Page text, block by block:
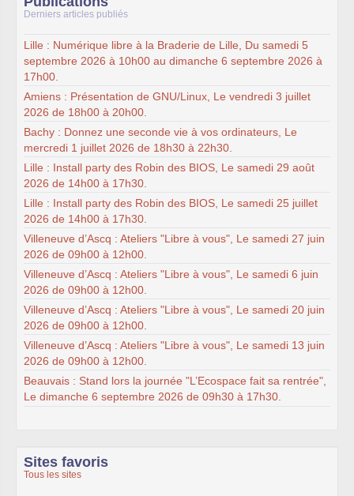
Derniers articles publiés
Lille : Numérique libre à la Braderie de Lille, Du samedi 5
septembre 2026 à 10h00 au dimanche 6 septembre 2026 à
17h00.
Amiens : Présentation de GNU/Linux, Le vendredi 3 juillet
2026 de 18h00 à 20h00.
Bachy : Donnez une seconde vie à vos ordinateurs, Le
mercredi 1 juillet 2026 de 18h30 à 22h30.
Lille : Install party des Robin des BIOS, Le samedi 29 août
2026 de 14h00 à 17h30.
Lille : Install party des Robin des BIOS, Le samedi 25 juillet
2026 de 14h00 à 17h30.
Villeneuve d’Ascq : Ateliers "Libre à vous", Le samedi 27 juin
2026 de 09h00 à 12h00.
Villeneuve d’Ascq : Ateliers "Libre à vous", Le samedi 6 juin
2026 de 09h00 à 12h00.
Villeneuve d’Ascq : Ateliers "Libre à vous", Le samedi 20 juin
2026 de 09h00 à 12h00.
Villeneuve d’Ascq : Ateliers "Libre à vous", Le samedi 13 juin
2026 de 09h00 à 12h00.
Beauvais : Stand lors la journée "L’Ecospace fait sa rentrée",
Le dimanche 6 septembre 2026 de 09h30 à 17h30.
Sites favoris
Tous les sites